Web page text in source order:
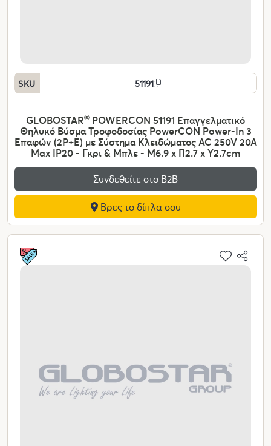
SKU 51191
GLOBOSTAR® POWERCON 51191 Επαγγελματικό
Θηλυκό Βύσμα Τροφοδοσίας PowerCON Power-In 3
Επαφών (2P+E) με Σύστημα Κλειδώματος AC 250V 20A
Max IP20 - Γκρι & Μπλε - Μ6.9 x Π2.7 x Υ2.7cm
Συνδεθείτε στο Β2Β
Βρες το δίπλα σου